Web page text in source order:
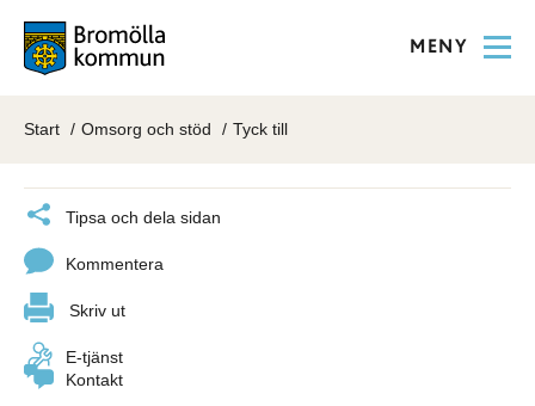
MENY
Start Omsorg och stöd Tyck till
Tipsa och dela sidan
Kommentera
Skriv ut
E-tjänst
Kontakt